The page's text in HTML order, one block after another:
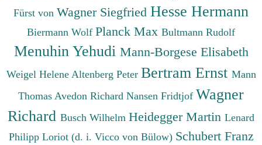
Fürst von Wagner Siegfried Hesse Hermann
Biermann Wolf Planck Max Bultmann Rudolf
Menuhin Yehudi Mann-Borgese Elisabeth
Weigel Helene Altenberg Peter Bertram Ernst Mann
Thomas Avedon Richard Nansen Fridtjof Wagner
Richard Busch Wilhelm Heidegger Martin Lenard
Philipp Loriot (d. i. Vicco von Bülow) Schubert Franz